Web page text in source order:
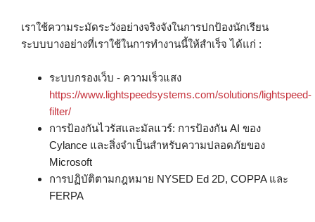
เราใช้ความระมัดระวังอย่างจริงจังในการปกป้องนักเรียน
ระบบบางอย่างที่เราใช้ในการทํางานนี้ให้สําเร็จ ได้แก่ :
ระบบกรองเว็บ - ความเร็วแสง
https://www.lightspeedsystems.com/solutions/lightspeed-
filter/
การป้องกันไวรัสและมัลแวร์: การป้องกัน AI ของ
Cylance และสิ่งจําเป็นสําหรับความปลอดภัยของ
Microsoft
การปฏิบัติตามกฎหมาย NYSED Ed 2D, COPPA และ
FERPA